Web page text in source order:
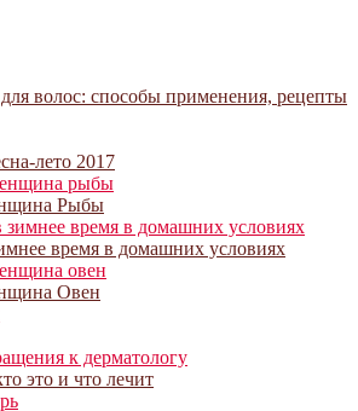
волос: способы применения, рецепты
лето 2017
Рыбы
время в домашних условиях
Овен
это и что лечит